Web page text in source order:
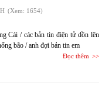
(Xem: 1654)
Cái / các bản tin điện tử dồn lên
bão / anh đợi bản tin em
Đọc thêm